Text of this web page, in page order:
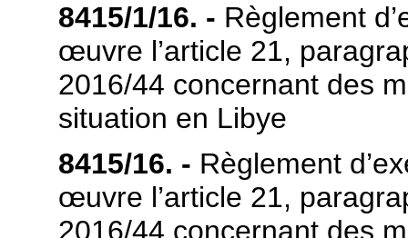
8415/1/16. - Règlement
œuvre l’article 21,
2016/44 concernant des
situation en Libye
8415/16. - Règlement
œuvre l’article 21,
2016/44 concernant des